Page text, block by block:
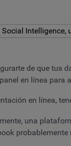
de que tus
en línea para
en línea,
una